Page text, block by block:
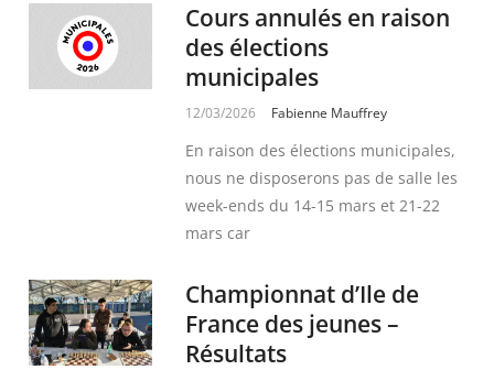
Cours annulés en raison
des élections
municipales
12/03/2026 Fabienne Mauffrey
En raison des élections municipales,
nous ne disposerons pas de salle les
week-ends du 14-15 mars et 21-22
mars car
Championnat d’Ile de
France des jeunes –
Résultats